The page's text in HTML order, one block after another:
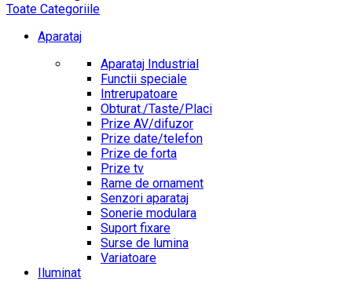
Toate Categoriile
Aparataj
Aparataj Industrial
Functii speciale
Intrerupatoare
Obturat./Taste/Placi
Prize AV/difuzor
Prize date/telefon
Prize de forta
Prize tv
Rame de ornament
Senzori aparataj
Sonerie modulara
Suport fixare
Surse de lumina
Variatoare
Iluminat